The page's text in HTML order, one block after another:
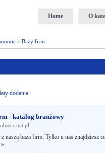
Home O
» Bazy firm
dodania
- katalog branżowy
z naszą baza firm. Tylko u nas znajdziesz
»